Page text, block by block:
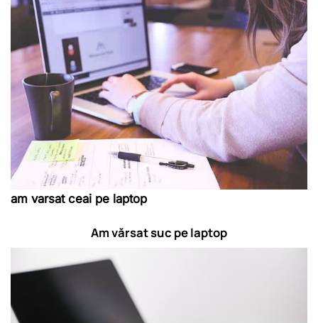
am varsat ceai pe laptop
Am vărsat suc pe laptop